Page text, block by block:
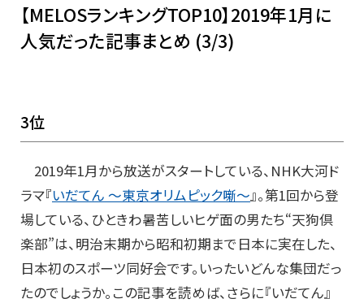
【MELOSランキングTOP10】2019年1月に
人気だった記事まとめ (3/3)
3位
2019年1月から放送がスタートしている、NHK大河ド
ラマ『いだてん ～東京オリムピック噺～』。第1回から登
場している、ひときわ暑苦しいヒゲ面の男たち“天狗倶
楽部”は、明治末期から昭和初期まで日本に実在した、
日本初のスポーツ同好会です。いったいどんな集団だっ
たのでしょうか。この記事を読めば、さらに『いだてん』